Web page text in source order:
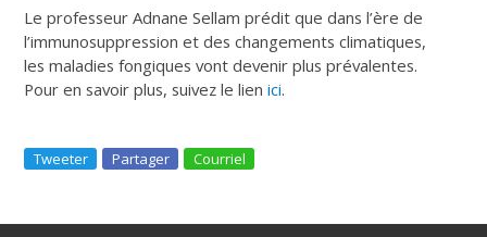
Le professeur Adnane Sellam prédit quedans l’ère de
l’immunosuppression et des changements climatiques,
les maladies fongiques vont devenir plus prévalentes.
Pour en savoir plus, suivez le lienici.
Tweeter Partager Courriel